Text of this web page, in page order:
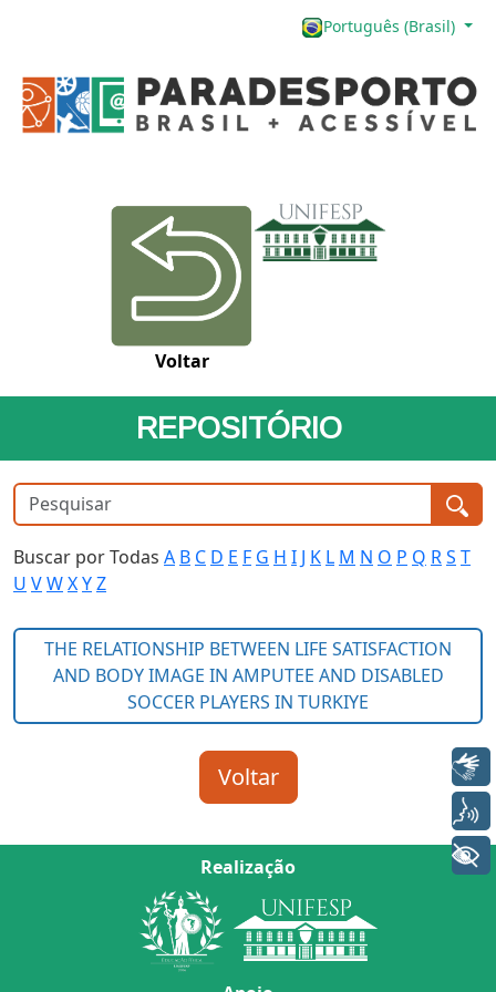
Português (Brasil)
Voltar
REPOSITÓRIO
Buscar por Todas A B C D E F G H I J K L M N O P Q RS T
U VWXYZ
Realização